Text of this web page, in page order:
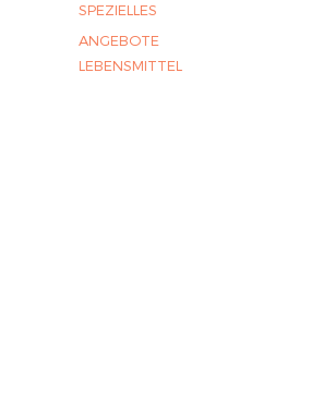
SPEZIELLES
ANGEBOTE
LEBENSMITTEL